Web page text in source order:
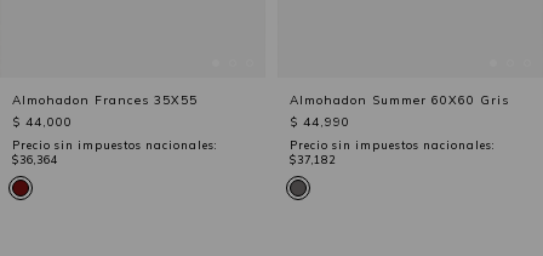
Almohadon Frances 35X55
$ 44,000
Precio sin impuestos nacionales:
$36,364
Almohadon Summer 60X60 Gris
$ 44,990
Precio sin impuestos nacionales:
$37,182